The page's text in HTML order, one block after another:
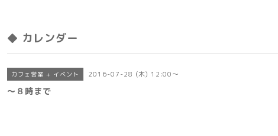
◆ カレンダー
カフェ営業 + イベント 2016-07-28 (木) 12:00～
〜８時まで